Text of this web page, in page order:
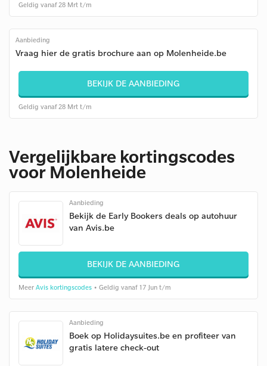
Geldig vanaf 28 Mrt t/m
Aanbieding
Vraag hier de gratis brochure aan op Molenheide.be
BEKIJK DE AANBIEDING
Geldig vanaf 28 Mrt t/m
Vergelijkbare kortingscodes
voor Molenheide
Aanbieding
Bekijk de Early Bookers deals op autohuur
van Avis.be
BEKIJK DE AANBIEDING
Meer Avis kortingscodes • Geldig vanaf 17 Jun t/m
Aanbieding
Boek op Holidaysuites.be en profiteer van
gratis latere check-out